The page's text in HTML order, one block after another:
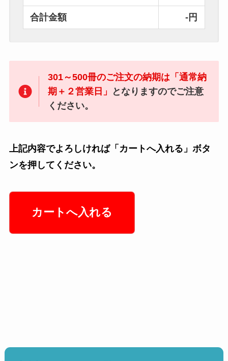
合計金額 -円
301～500冊のご注文の納期は「通常納
期＋２営業日」
となりますのでご注意
ください。
上記内容でよろしければ「カートへ入れる」ボタ
ンを押してください。